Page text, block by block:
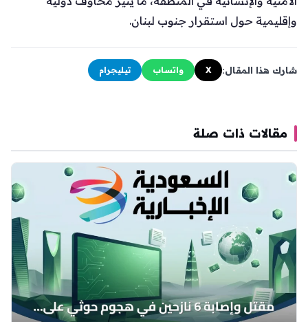
وإقليمية حول استقرار جنوب لبنان.
شارك هذا المقال: X واتساب تيليجرام
مقالات ذات صلة